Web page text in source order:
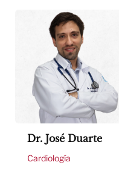
Dr. José Duarte
Cardiología